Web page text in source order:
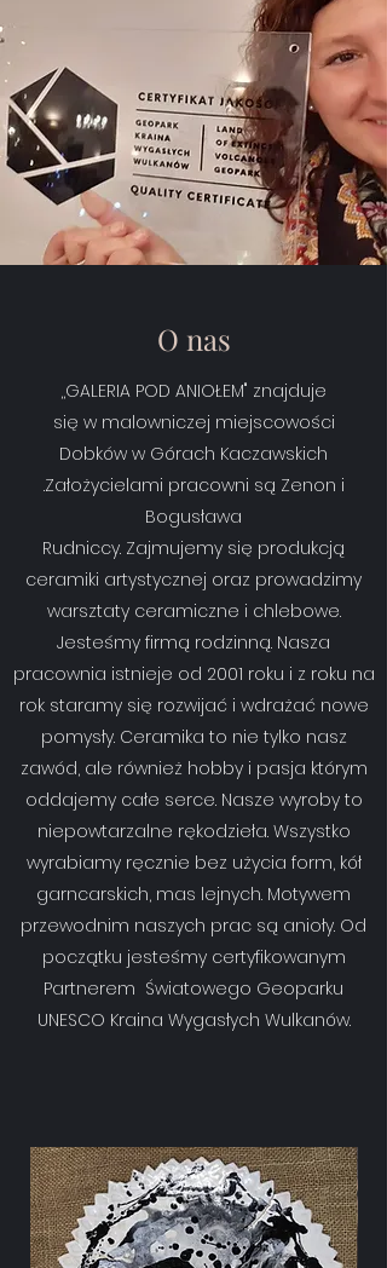
O nas
,,GALERIA POD ANIOŁEM" znajduje
się w malowniczej miejscowości
Dobków w Górach Kaczawskich
.Założycielami pracowni są Zenon i
Bogusława
Rudniccy. Zajmujemy się produkcją
ceramiki artystycznej oraz prowadzimy
warsztaty ceramiczne i chlebowe.
Jesteśmy firmą rodzinną. Nasza
pracownia istnieje od 2001 roku i z roku na
rok staramy się rozwijać i wdrażać nowe
pomysły. Ceramika to nie tylko nasz
zawód, ale również hobby i pasja którym
oddajemy całe serce. Nasze wyroby to
niepowtarzalne rękodzieła. Wszystko
wyrabiamy ręcznie bez użycia form, kół
garncarskich, mas lejnych. Motywem
przewodnim naszych prac są anioły. Od
początku jesteśmy certyfikowanym
Partnerem Światowego Geoparku
UNESCO Kraina Wygasłych Wulkanów.